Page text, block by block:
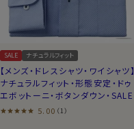
SALE ナチュラルフィット
【メンズ・ドレスシャツ・ワイシャツ】
ナチュラルフィット・形態安定・ドゥ
エボットーニ・ボタンダウン・SALE
5.00 （1）